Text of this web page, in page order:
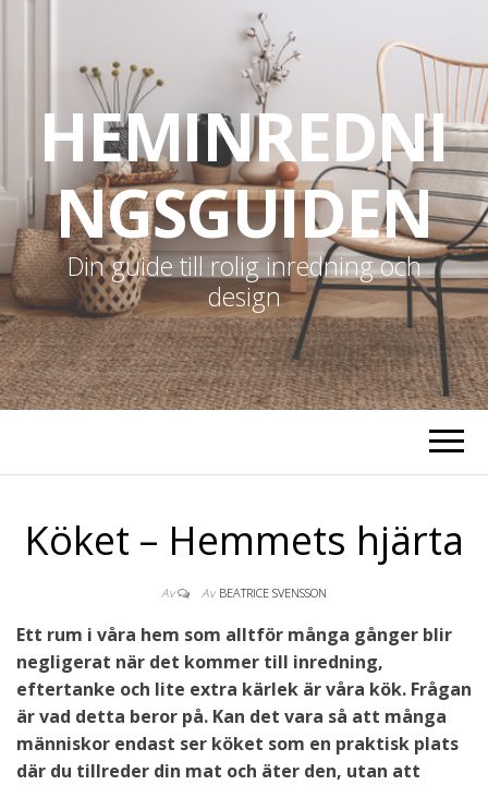
HEMINREDNI
NGSGUIDEN
Din guide till rolig inredning och
design
Köket – Hemmets hjärta
Av Av BEATRICE SVENSSON
Ett rum i våra hem som alltför många gånger blir
negligerat när det kommer till inredning,
eftertanke och lite extra kärlek är våra kök. Frågan
är vad detta beror på. Kan det vara så att många
människor endast ser köket som en praktisk plats
där du tillreder din mat och äter den, utan att